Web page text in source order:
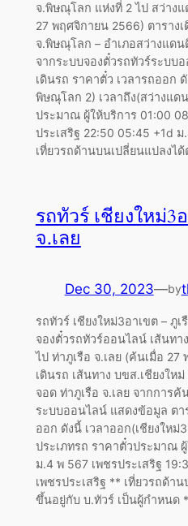
จ.พิษณุโลก แห่งที่ 2 ไป สว่าง
27 พฤศจิกายน 2566) ตาราง
จ.พิษณุโลก – อำเภอสว่างแด
จากระบบจองตั๋วรถทัวร์ระบบ
เดินรถ ราคาตั๋ว เวลารถออก
พิษณุโลก 2) เวลาถึง(สว่างแด
ประมาณ ผู้ให้บริการ 01:00
ประเสริฐ 22:50 05:45 +1d
เที่ยวรถด้านบนเปลี่ยนแปลงไ
รถทัวร์ เชียงใหม่3
จ.เลย
Dec 30, 2023—by
รถทัวร์ เชียงใหม่3อาเขต – ภู
จองตั๋วรถทัวร์ออนไลน์ เส้นทา
ไป ท่าภูเรือ จ.เลย (ค้นเมื่อ
เดินรถ เส้นทาง บขส.เชียงให
จอด ท่าภูเรือ จ.เลย จากการ
ระบบออนไลน์ แสดงข้อมูล ตา
ออก ดังนี้ เวลาออก(เชียงใหม่
ประเภทรถ ราคาตั๋วประมาณ
ม.4 พ 567 เพชรประเสริฐ
เพชรประเสริฐ ** เที่ยวรถด้า
ขึ้นอยู่กับ บ.ทัวร์ เป็นผู้กำหนด